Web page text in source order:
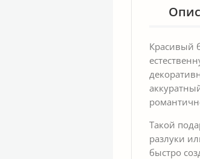
Красивый
Такой
разлуки
быстро